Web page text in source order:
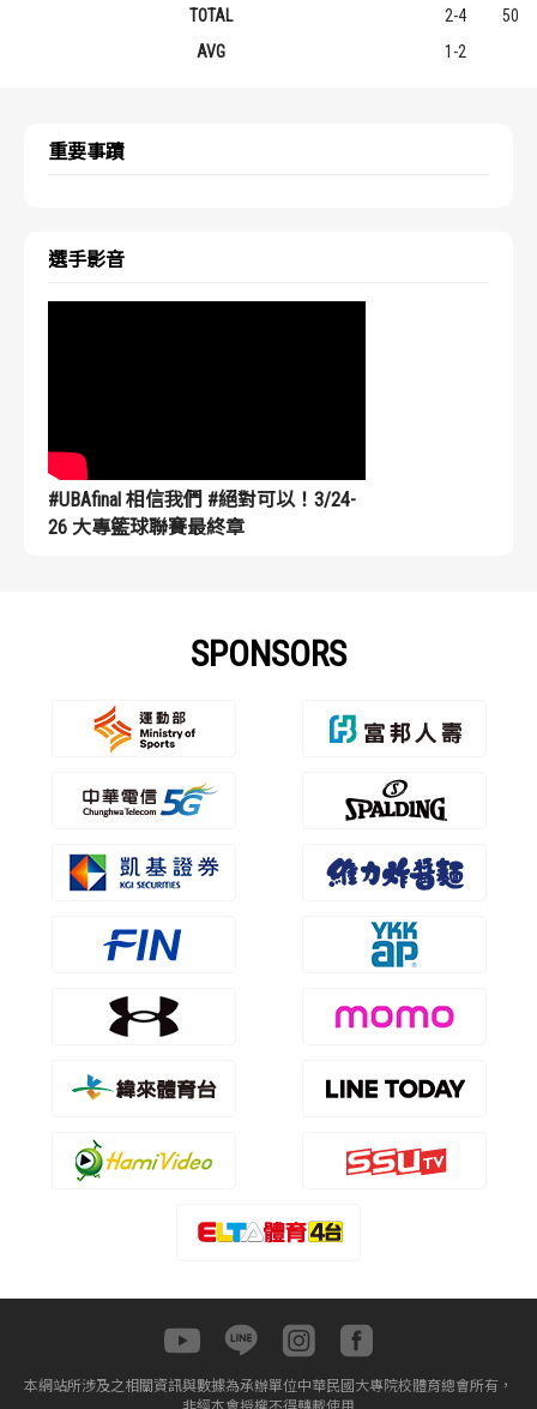
TOTAL 2-4
50
AVG
1-2
重要事蹟
選手影音
#UBAfinal 相信我們 #絕對可以！3/24-
26 大專籃球聯賽最終章
SPONSORS
本網站所涉及之相關資訊與數據為承辦單位中華民國大專院校體育總會所有，